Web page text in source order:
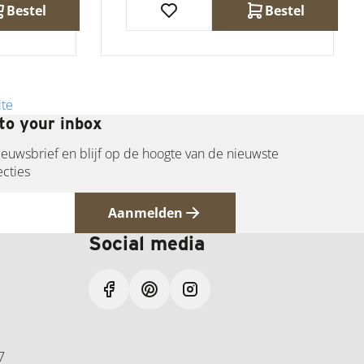
Bestel Bestel
your inbox
en blijf op de hoogte van de nieuwste
Aanmelden
Social media